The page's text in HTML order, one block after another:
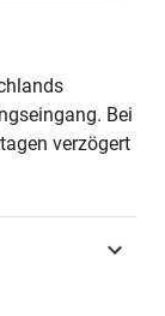
Bei
verzögert